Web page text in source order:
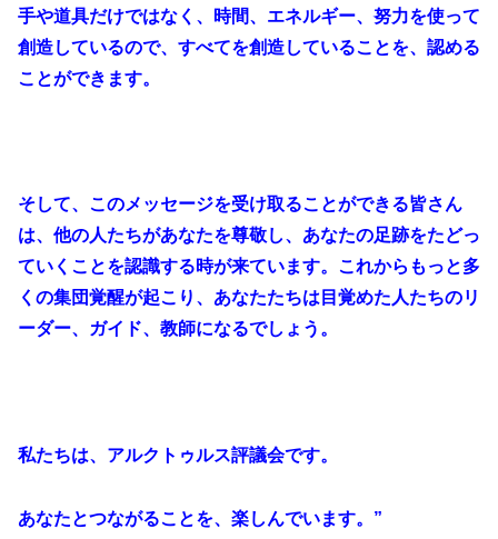
手や道具だけではなく、時間、エネルギー、努力を使って
創造しているので、すべてを創造していることを、認める
ことができます。
そして、このメッセージを受け取ることができる皆さん
は、他の人たちがあなたを尊敬し、あなたの足跡をたどっ
ていくことを認識する時が来ています。これからもっと多
くの集団覚醒が起こり、あなたたちは目覚めた人たちのリ
ーダー、ガイド、教師になるでしょう。
私たちは、アルクトゥルス評議会です。
あなたとつながることを、楽しんでいます。”